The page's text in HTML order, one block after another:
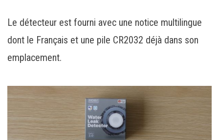
Le détecteur est fourni avec une notice multilingue
dont le Français et une pile CR2032 déjà dans son
emplacement.